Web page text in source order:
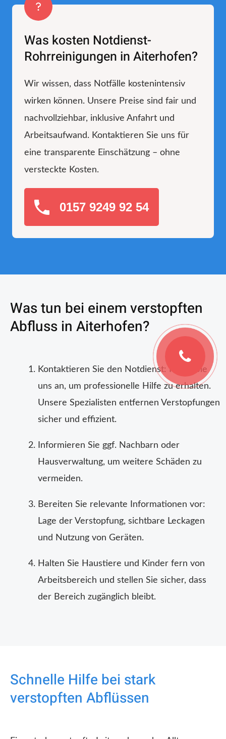
Was kosten Notdienst-
Rohrreinigungen in Aiterhofen?
Wir wissen, dass Notfälle kostenintensiv
wirken können. Unsere Preise sind fair und
nachvollziehbar, inklusive Anfahrt und
Arbeitsaufwand. Kontaktieren Sie uns für
eine transparente Einschätzung – ohne
versteckte Kosten.
0157 9249 92 54
Was tun bei einem verstopften
Abfluss in Aiterhofen?
Kontaktieren Sie den Notdienst: Rufen Sie
uns an, um professionelle Hilfe zu erhalten.
Unsere Spezialisten entfernen Verstopfungen
sicher und effizient.
Informieren Sie ggf. Nachbarn oder
Hausverwaltung, um weitere Schäden zu
vermeiden.
Bereiten Sie relevante Informationen vor:
Lage der Verstopfung, sichtbare Leckagen
und Nutzung von Geräten.
Halten Sie Haustiere und Kinder fern von
Arbeitsbereich und stellen Sie sicher, dass
der Bereich zugänglich bleibt.
Schnelle Hilfe bei stark
verstopften Abflüssen